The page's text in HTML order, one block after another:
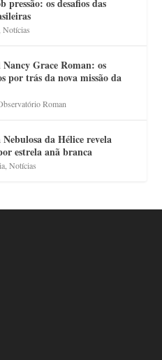
pressão: os desafios das
,Notícias
Nancy Grace Roman: os
por trás da nova missão da
Roman
da Hélice revela
estrela anã branca
,Notícias